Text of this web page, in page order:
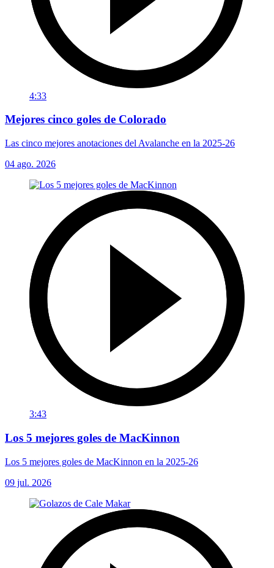
4:33
Mejores cinco goles de Colorado
Las cinco mejores anotaciones del Avalanche en la 2025-26
04 ago. 2026
3:43
Los 5 mejores goles de MacKinnon
Los 5 mejores goles de MacKinnon en la 2025-26
09 jul. 2026